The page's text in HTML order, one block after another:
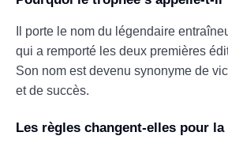
Il porte le nom du légendaire
qui a remporté les deux premières
Son nom est devenu synonyme de
et de succès.
Les règles changent-elles pour